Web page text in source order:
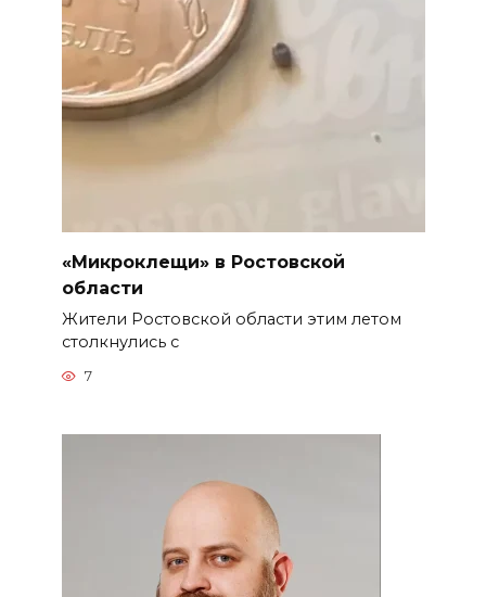
«Микроклещи» в Ростовской
области
Жители Ростовской области этим летом
столкнулись с
7